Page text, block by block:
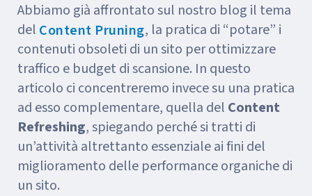
Abbiamo già affrontato sul nostro blog il tema
del Content Pruning, la pratica di “potare” i
contenuti obsoleti di un sito per ottimizzare
traffico e budget di scansione. In questo
articolo ci concentreremo invece su una pratica
ad esso complementare, quella del Content
Refreshing, spiegando perché si tratti di
un’attività altrettanto essenziale ai fini del
miglioramento delle performance organiche di
un sito.